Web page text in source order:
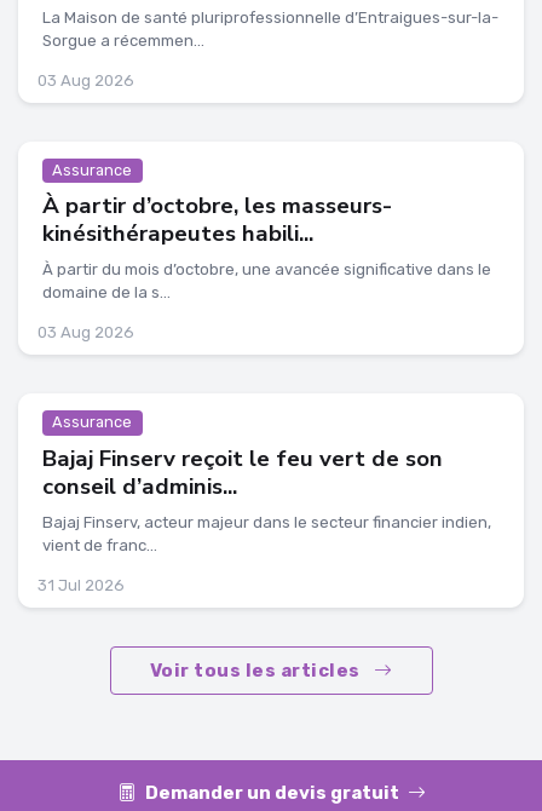
La Maison de santé pluriprofessionnelle d’Entraigues-sur-la-
Sorgue a récemmen...
03 Aug 2026
Assurance
À partir d’octobre, les masseurs-
kinésithérapeutes habili...
À partir du mois d’octobre, une avancée significative dans le
domaine de la s...
03 Aug 2026
Assurance
Bajaj Finserv reçoit le feu vert de son
conseil d’adminis...
Bajaj Finserv, acteur majeur dans le secteur financier indien,
vient de franc...
31 Jul 2026
Voir tous les articles
Demander un devis gratuit